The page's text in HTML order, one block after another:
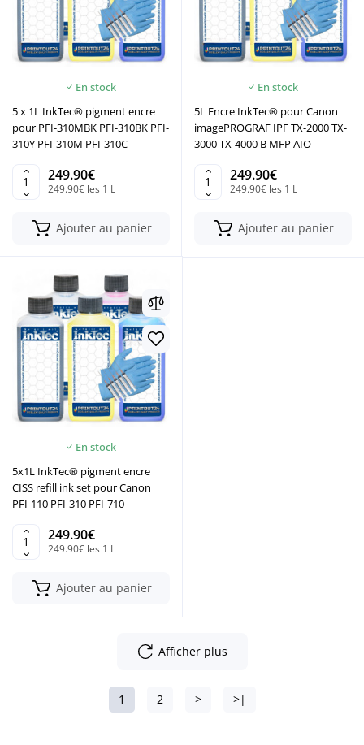
En stock
5 x 1L InkTec® pigment encre
pour PFI-310MBK PFI-310BK PFI-
310Y PFI-310M PFI-310C
249.90€
249.90€ les 1 L
Ajouter au panier
En stock
5L Encre InkTec® pour Canon
imagePROGRAF IPF TX-2000 TX-
3000 TX-4000 B MFP AIO
249.90€
249.90€ les 1 L
Ajouter au panier
En stock
5x1L InkTec® pigment encre
CISS refill ink set pour Canon
PFI-110 PFI-310 PFI-710
249.90€
249.90€ les 1 L
Ajouter au panier
Afficher plus
1 2 > >|